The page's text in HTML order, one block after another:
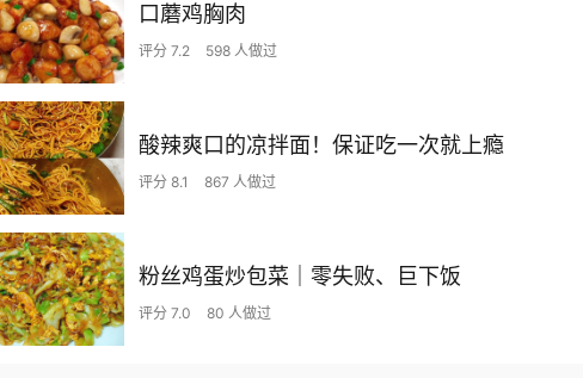
口蘑鸡胸肉
评分 7.2 598 人做过
酸辣爽口的凉拌面！保证吃一次就上瘾
评分 8.1 867 人做过
粉丝鸡蛋炒包菜｜零失败、巨下饭
评分 7.0 80 人做过